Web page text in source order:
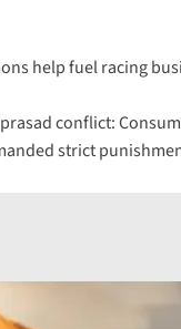
help fuel racing
conflict:
strict